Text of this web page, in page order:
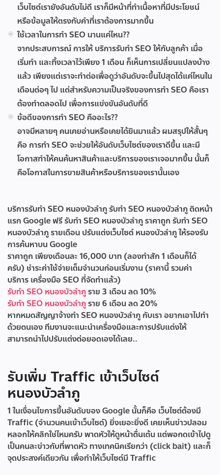
เว็บไซต์เรายังอันดับไม่ดี เราก็มีหน้าที่ทำเนื้อหาที่มีประโยชน์
หรือข้อมูลให้ตรงกับคำที่เราต้องการมากขึ้น
ใช้เวลาในการทำ SEO นานแค่ไหน??
จากประสบการณ์ การให้ บริการรับทำ SEO ให้กับลูกค้า เมื่อ
เริ่มทำ และทิ้งเวลาไว้เพียง 1 เดือน ก็เห็นการเปลี่ยนแปลงบ้าง
แล้ว เพียงแต่เราจะทำต่อเพื่อดูว่าอันดับจะขึ้นไปสุดได้แค่ไหนใน
เดือนต่อๆ ไป แต่สำหรับความเป็นจริงของการทำ SEO คือเรา
ต้องทำตลอดไป เพื่อการแข่งขันอันดับที่ดี
ข้อดีของการทำ SEO คืออะไร??
อาจมีหลายๆ คนเคยอ่านหรือเคยได้ยินมาแล้ว ผมสรุปให้สั้นๆ
คือ การทำ SEO จะช่วยให้อันดับเว็บไซต์ของเราดีขึ้น และมี
โอกาสทำให้คนค้นหาสินค้าและบริการของเราเจอมากขึ้น นั้นก็
คือโอกาสในการขายสินค้าหรือบริการของเรานั้นเอง
บริการรับทำ SEO หนองบัวลำภูรับทำ SEO หนองบัวลำภู ติดหน้า
แรก Google ฟรีรับทํา SEO หนองบัวลำภู ราคาถูกรับทํา SEO
หนองบัวลำภู รายเดือน ปรับแต่งเว็บไซต์ หนองบัวลำภู ให้รองรับ
การค้นหาบน Google
ราคาถูก เพียงเดือนละ 16,000 บาท (ลองทำสัก 1 เดือนก็ได้
ครับ) ชำระค่าใช้จ่ายเต็มจำนวนก่อนเริ่มงาน (ราคานี้ รวมค่า
บริการ เครื่องมือ SEO ที่จัดทำแล้ว)
รับทำ SEO หนองบัวลำภูราย 3 เดือน ลด 10%
รับทำ SEO หนองบัวลำภูราย 6 เดือน ลด 20%
หากหมดสัญญาจ้างทำ SEO หนองบัวลำภู กับเรา อยากเอาไปทำ
ด้วยตนเอง ทีมงานจะแนะนำเครื่องมือและการปรับแต่งให้
สามารถนำไปปรับแต่งต่อยอดเองได้เลย..
รับเพิ่ม Traffic เข้าเว็บไซต์
หนองบัวลำภู
1 ในเงื่อนไขการขึ้นอันดับของ Google นั้นก็คือ เว็บไซต์ต้องมี
Traffic (จำนวนคนเข้าเว็บไซต์) ยิ่งเยอะยิ่งดี เคยเห็นข่าวปลอม
หลอกให้คลิกใช่ไหมครับ พาดหัวให้ดูหน้าตื่นเต้น แต่พอกดเข้าไปดู
เป็นคนละข่าวกับที่พาดหัว ทางเทคนิคเรียกว่า (click bait) และก็
จุดประสงค์เดียวกัน เพื่อทำให้เว็บไซต์มี Traffic